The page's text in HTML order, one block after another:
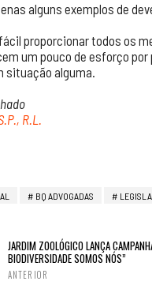
alguns exemplos de
proporcionar todos os
um pouco de esforço
situação alguma.
R.L.
BQ ADVOGADAS
JARDIM ZOOLÓGICO LANÇA
BIODIVERSIDADE SOMOS NÓS”
ANTERIOR